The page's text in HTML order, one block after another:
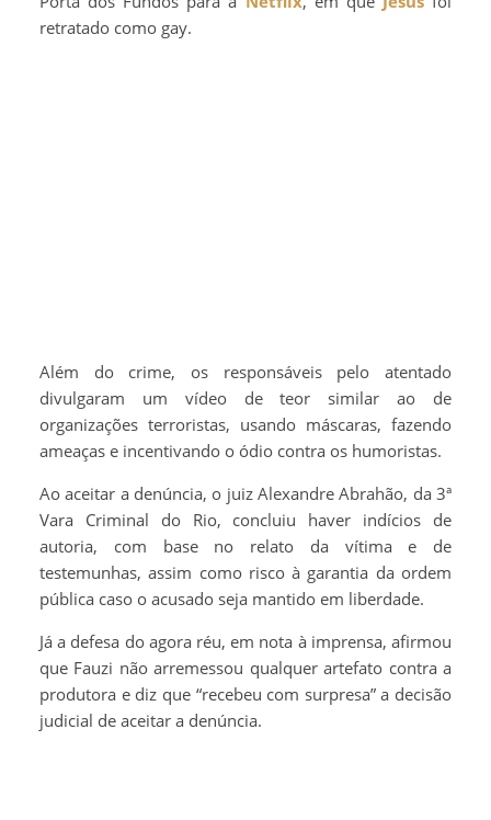
retratado como gay.
Além do crime, os responsáveis pelo atentado
divulgaram um vídeo de teor similar ao de
organizações terroristas, usando máscaras, fazendo
ameaças e incentivando o ódio contra os humoristas.
Ao aceitar a denúncia, o juiz Alexandre Abrahão, da 3ª
Vara Criminal do Rio, concluiu haver indícios de
autoria, com base no relato da vítima e de
testemunhas, assim como risco à garantia da ordem
pública caso o acusado seja mantido em liberdade.
Já a defesa do agora réu, em nota à imprensa, afirmou
que Fauzi não arremessou qualquer artefato contra a
produtora e diz que “recebeu com surpresa” a decisão
judicial de aceitar a denúncia.